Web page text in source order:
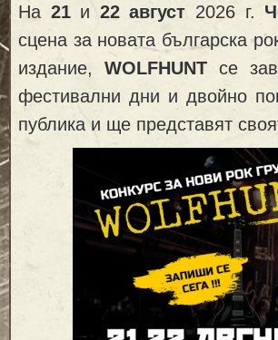
На 21и 22 август 2026 г.
сцена за новата българска
издание, WOLFHUNT се
фестивални дни и двойно
публика и ще представят